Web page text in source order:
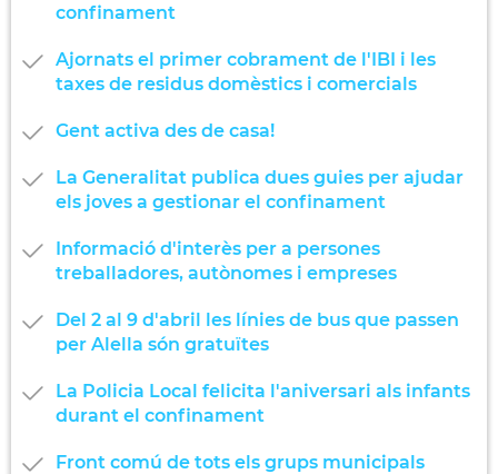
confinament
Ajornats el primer cobrament de l'IBI i les
taxes de residus domèstics i comercials
Gent activa des de casa!
La Generalitat publica dues guies per ajudar
els joves a gestionar el confinament
Informació d'interès per a persones
treballadores, autònomes i empreses
Del 2 al 9 d'abril les línies de bus que passen
per Alella són gratuïtes
La Policia Local felicita l'aniversari als infants
durant el confinament
Front comú de tots els grups municipals